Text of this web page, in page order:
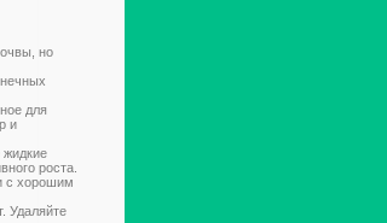
но
для
и
жидкие
роста.
с хорошим
Удаляйте